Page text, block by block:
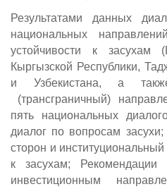
Результатами данных
национальных
устойчивости к засухам
Кыргызской Республики,
и Узбекистана, а
(трансграничный)
пять национальных
диалог по вопросам
сторон и
к засухам;
инвестиционным